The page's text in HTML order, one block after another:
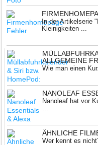
In der Artikelserie
Kleinigkeiten ...
ALLGEMEINE
Wie man einen
NANOLEAF
Nanoleaf hat vor
...
ÄHNLICHE
Wer kennt es